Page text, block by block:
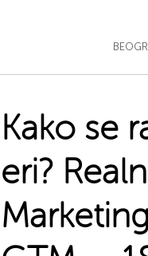
Kako se
eri?